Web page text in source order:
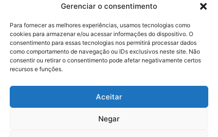
Gerenciar o consentimento
Para fornecer as melhores experiências, usamos tecnologias como
cookies para armazenar e/ou acessar informações do dispositivo. O
consentimento para essas tecnologias nos permitirá processar dados
como comportamento de navegação ou IDs exclusivos neste site. Não
consentir ou retirar o consentimento pode afetar negativamente certos
recursos e funções.
Aceitar
Negar
No posts to display